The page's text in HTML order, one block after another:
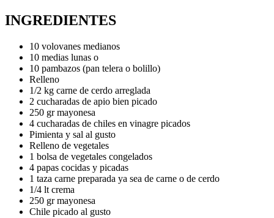
INGREDIENTES
10 volovanes medianos
10 medias lunas o
10 pambazos (pan telera o bolillo)
Relleno
1/2 kg carne de cerdo arreglada
2 cucharadas de apio bien picado
250 gr mayonesa
4 cucharadas de chiles en vinagre picados
Pimienta y sal al gusto
Relleno de vegetales
1 bolsa de vegetales congelados
4 papas cocidas y picadas
1 taza carne preparada ya sea de carne o de cerdo
1/4 lt crema
250 gr mayonesa
Chile picado al gusto